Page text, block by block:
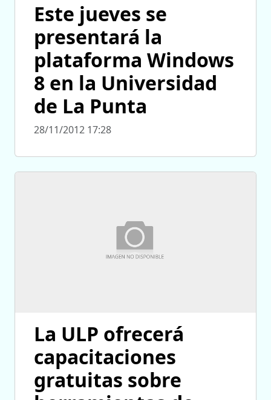
Este jueves se
presentará la
plataforma Windows
8 en la Universidad
de La Punta
28/11/2012 17:28
La ULP ofrecerá
capacitaciones
gratuitas sobre